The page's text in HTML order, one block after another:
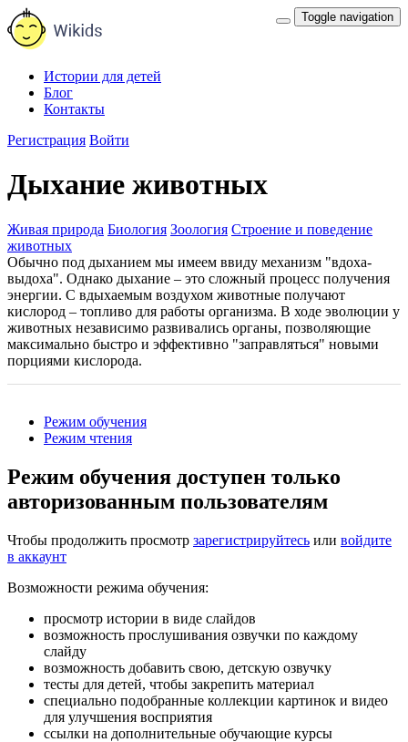
Toggle navigation
Истории для детей
Блог
Контакты
Регистрация Войти
Дыхание животных
Живая природа Биология Зоология Строение и поведение
животных
Обычно под дыханием мы имеем ввиду механизм "вдоха-
выдоха". Однако дыхание – это сложный процесс получения
энергии. С вдыхаемым воздухом животные получают
кислород – топливо для работы организма. В ходе эволюции у
животных независимо развивались органы, позволяющие
максимально быстро и эффективно "заправляться" новыми
порциями кислорода.
Режим обучения
Режим чтения
Режим обучения доступен только
авторизованным пользователям
Чтобы продолжить просмотр зарегистрируйтесь или войдите
в аккаунт
Возможности режима обучения:
просмотр истории в виде слайдов
возможность прослушивания озвучки по каждому
слайду
возможность добавить свою, детскую озвучку
тесты для детей, чтобы закрепить материал
специально подобранные коллекции картинок и видео
для улучшения восприятия
ссылки на дополнительные обучающие курсы